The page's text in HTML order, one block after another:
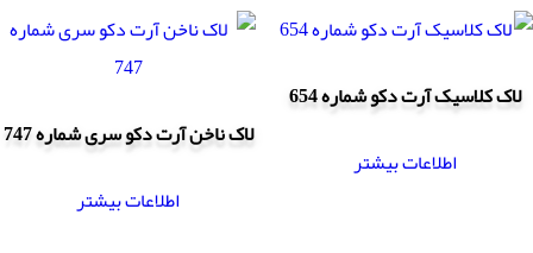
لاک کلاسیک آرت دکو شماره 654
اطلاعات بیشتر
لاک ناخن آرت دکو سری شماره 747
اطلاعات بیشتر